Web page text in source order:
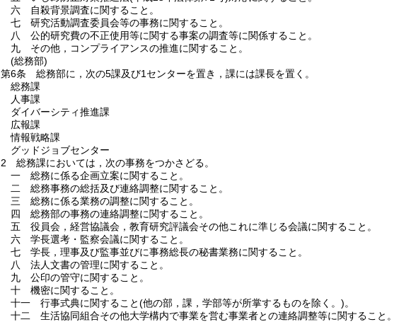
六
自殺背景調査に関すること。
七
研究活動調査委員会等の事務に関すること。
八
公的研究費の不正使用等に関する事案の調査等に関係すること。
九
その他，コンプライアンスの推進に関すること。
(総務部)
第6条
総務部に，次の5課及び1センターを置き，課には課長を置く。
総務課
人事課
ダイバーシティ推進課
広報課
情報戦略課
グッドジョブセンター
2
総務課においては，次の事務をつかさどる。
一
総務に係る企画立案に関すること。
二
総務事務の総括及び連絡調整に関すること。
三
総務に係る業務の調整に関すること。
四
総務部の事務の連絡調整に関すること。
五
役員会，経営協議会，教育研究評議会その他これに準じる会議に関すること。
六
学長選考・監察会議に関すること。
七
学長，理事及び監事並びに事務総長の秘書業務に関すること。
八
法人文書の管理に関すること。
九
公印の管守に関すること。
十
機密に関すること。
十一
行事式典に関すること(他の部，課，学部等が所掌するものを除く。)。
十二
生活協同組合その他大学構内で事業を営む事業者との連絡調整等に関すること。